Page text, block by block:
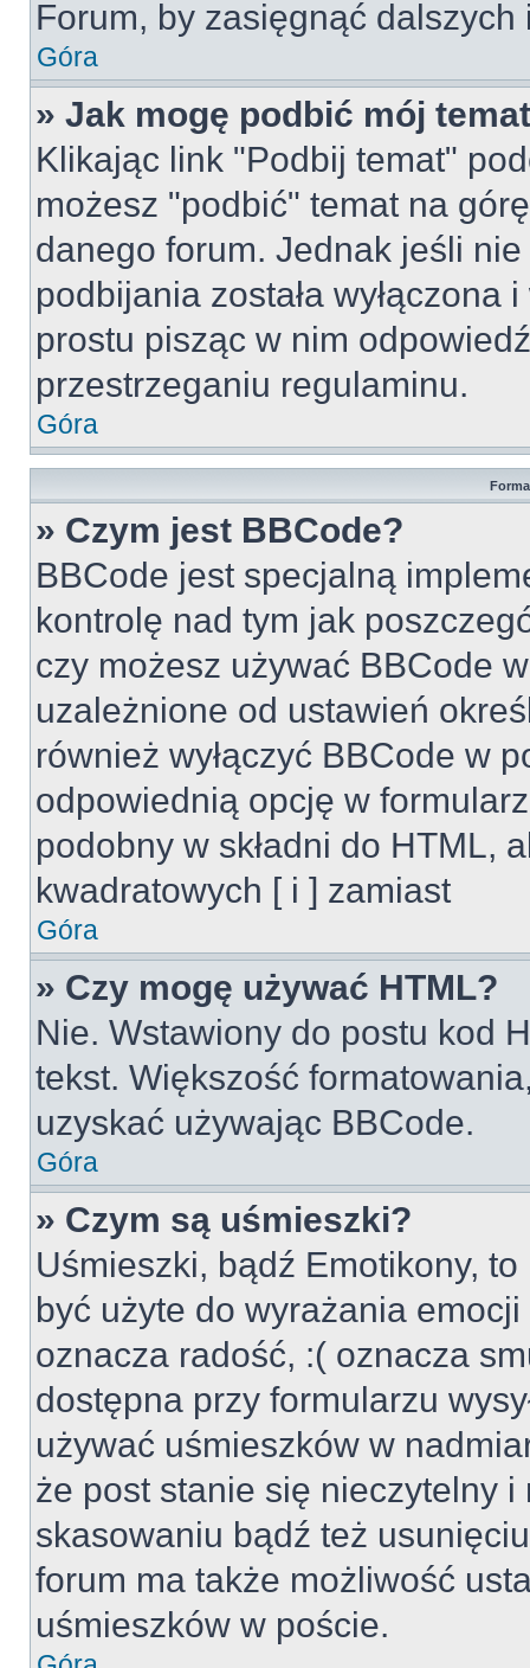
Forum, by zasięgnąć dalszych
Góra
» Jak mogę podbić mój
Klikając link "Podbij temat"
możesz "podbić" temat na
danego forum. Jednak jeśli
podbijania została
prostu pisząc w nim
przestrzeganiu regulaminu.
Góra
» Czym jest BBCode?
BBCode jest specjalną
kontrolę nad tym jak
czy możesz używać BBCode
uzależnione od ustawień
również wyłączyć BBCode w
odpowiednią opcję w
podobny w składni do HTML,
kwadratowych [ i ] zamiast
Góra
» Czy mogę używać HTML?
Nie. Wstawiony do postu kod
tekst. Większość
uzyskać używając BBCode.
Góra
» Czym są uśmieszki?
Uśmieszki, bądź Emotikony,
być użyte do wyrażania
oznacza radość, :( oznacza
dostępna przy formularzu
używać uśmieszków w
że post stanie się nieczytelny
skasowaniu bądź też
forum ma także możliwość
uśmieszków w poście.